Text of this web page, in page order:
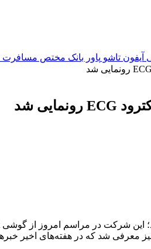
آیفون تاشو پاور بانک مختص مسافرت